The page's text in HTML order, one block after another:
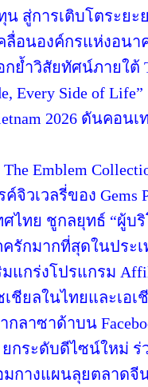
สู่การเติบโตระยะ
ลื่อนองค์กรแห่งอน
ย้ำวิสัยทัศน์ภายใต้
Every Side of Life”
2026 ดันคอน
The Emblem
ค์จิวเวลรี่ของ
ไทย ชูกลยุทธ์ “ผู้บ
รักมากที่สุดในประเ
แกร่งโปรแกรม
ยลในไทยและเอเ
กลาซาด้าบน
กระดับดีไซน์ใหม่ ร่
มกางแผนลุยตลาด